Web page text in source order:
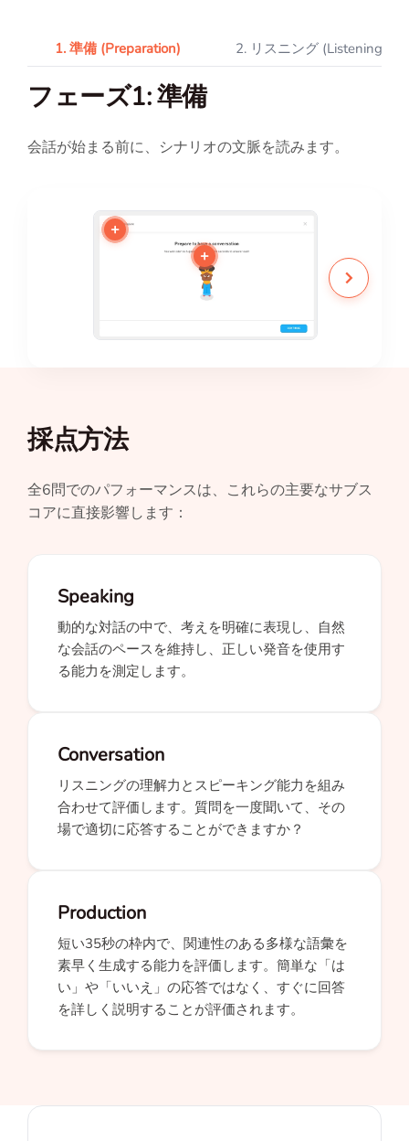
フェーズ1: 準備
会話が始まる前に、シナリオの文脈を読みます。
+
+
1. 準備 (Preparation) 2. リスニング (Listening)
採点方法
全6問でのパフォーマンスは、これらの主要なサブス
コアに直接影響します：
Speaking
動的な対話の中で、考えを明確に表現し、自然
な会話のペースを維持し、正しい発音を使用す
る能力を測定します。
Conversation
リスニングの理解力とスピーキング能力を組み
合わせて評価します。質問を一度聞いて、その
場で適切に応答することができますか？
Production
短い35秒の枠内で、関連性のある多様な語彙を
素早く生成する能力を評価します。簡単な「は
い」や「いいえ」の応答ではなく、すぐに回答
を詳しく説明することが評価されます。